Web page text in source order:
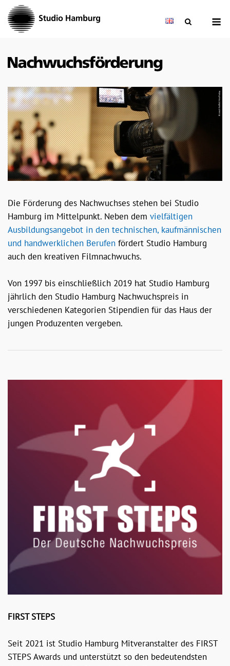
Skip
content
Die Förderung des Nachwuchses stehen bei Studio
Hamburg im Mittelpunkt. Neben dem vielfältigen
Ausbildungsangebot in den technischen, kaufmännischen
und handwerklichen Berufen fördert Studio Hamburg
auch den kreativen Filmnachwuchs.
Von 1997 bis einschließlich 2019 hat Studio Hamburg
jährlich den Studio Hamburg Nachwuchspreis in
verschiedenen Kategorien Stipendien für das Haus der
jungen Produzenten vergeben.
FIRST STEPS
Seit 2021 ist Studio Hamburg Mitveranstalter des FIRST
STEPS Awards und unterstützt so den bedeutendsten